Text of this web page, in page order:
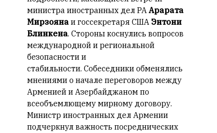
министра иностранных дел РА Арарата
Мирзояна и госсекретаря США Энтони
Блинкена. Стороны коснулись вопросов
международной и региональной
безопасности и
стабильности. Собеседники обменялись
мнениями о начале переговоров между
Арменией и Азербайджаном по
всеобъемлющему мирному договору.
Министр иностранных дел Армении
подчеркнул важность посреднических